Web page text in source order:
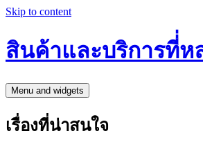
Skip to content
สินค้าและบริการที่่ห
Menu and widgets
เรื่องที่น่าสนใจ